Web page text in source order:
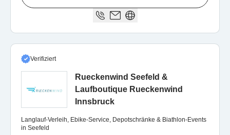
Verifiziert
Rueckenwind Seefeld &
Laufboutique Rueckenwind
Innsbruck
Langlauf-Verleih, Ebike-Service, Depotschränke & Biathlon-Events
in Seefeld